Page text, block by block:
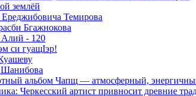
землёй
Темирова
Бгажнокова
- 120
си гуащIэр!
альбом Чапщ — атмосферный,
Черкесский артист привносит древние